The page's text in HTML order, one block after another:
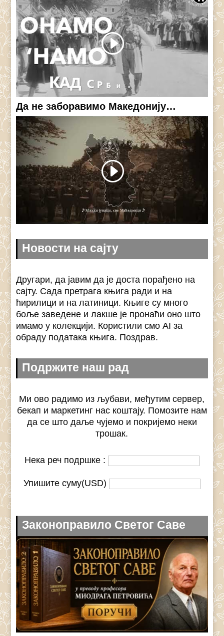
Да не заборавимо Македонију…
Новости на сајту
Другари, да јавим да је доста порађено на
сајту. Сада претрага књига ради и на
ћирилици и на латиници. Књиге су много
боље заведене и лакше је пронаћи оно што
имамо у колекцији. Користили смо AI за
обраду података књига. Поздрав.
Подржите наш рад
Ми ово радимо из љубави, међутим сервер,
бекап и маркетинг нас коштају. Помозите нам
да се што даље чујемо и покријемо неки
трошак.
Нека реч подршке :
Упишите суму(USD)
Законоправило Светог Саве